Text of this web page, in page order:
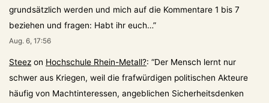
grundsätzlich werden und mich auf die Kommentare 1 bis 7
beziehen und fragen: Habt ihr euch…”
Aug. 6, 17:56
Steez on Hochschule Rhein-Metall?: “Der Mensch lernt nur
schwer aus Kriegen, weil die frafwürdigen politischen Akteure
häufig von Machtinteressen, angeblichen Sicherheitsdenken